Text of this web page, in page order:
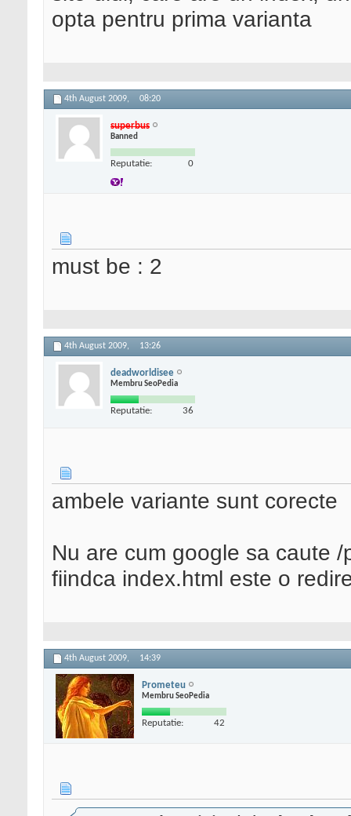
opta pentru prima varianta
4th August 2009, 08:20
superbus
Banned
Reputatie: 0
must be : 2
4th August 2009, 13:26
deadworldisee
Membru SeoPedia
Reputatie: 36
ambele variante sunt corecte
Nu are cum google sa caute
fiindca index.html este o
4th August 2009, 14:39
Prometeu
Membru SeoPedia
Reputatie: 42